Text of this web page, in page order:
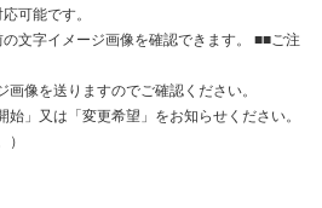
可能です。
文字イメージ画像を確認できます。 ■■ご注
画像を送りますのでご確認ください。
始」又は「変更希望」をお知らせください。